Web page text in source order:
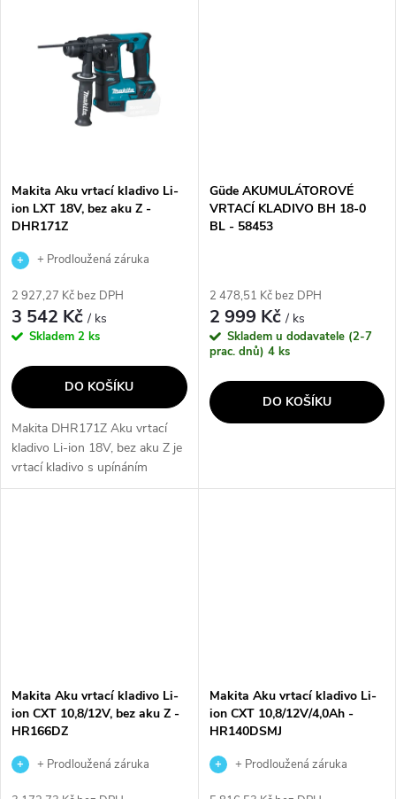
KickBack...
Makita Aku vrtací kladivo Li-
ion LXT 18V, bez aku Z -
DHR171Z
+ Prodloužená záruka
2 927,27 Kč bez DPH
3 542 Kč/ ks
Skladem 2 ks
DO KOŠÍKU
Makita DHR171Z Aku vrtací
kladivo Li-ion 18V, bez aku Z je
vrtací kladivo s upínáním
upraveným pro nástroje SDS-
Güde AKUMULÁTOROVÉ
VRTACÍ KLADIVO BH 18-0
BL - 58453
2 478,51 Kč bez DPH
2 999 Kč/ ks
Skladem u dodavatele (2-7
prac. dnů) 4 ks
DO KOŠÍKU
Makita Aku vrtací kladivo Li-
ion CXT 10,8/12V, bez aku Z -
HR166DZ
+ Prodloužená záruka
Makita Aku vrtací kladivo Li-
ion CXT 10,8/12V/4,0Ah -
HR140DSMJ
+ Prodloužená záruka